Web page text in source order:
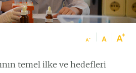
temel ilke ve hedefleri